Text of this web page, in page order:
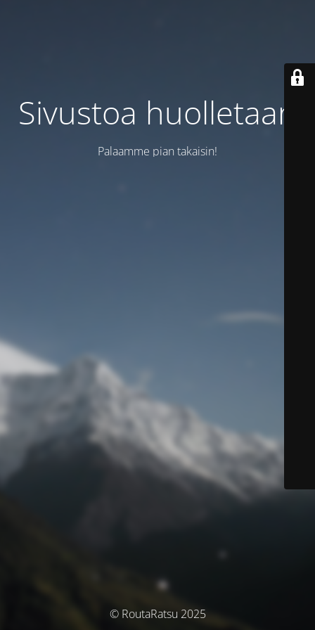
Sivustoa huolletaan
Palaamme pian takaisin!
© RoutaRatsu 2025